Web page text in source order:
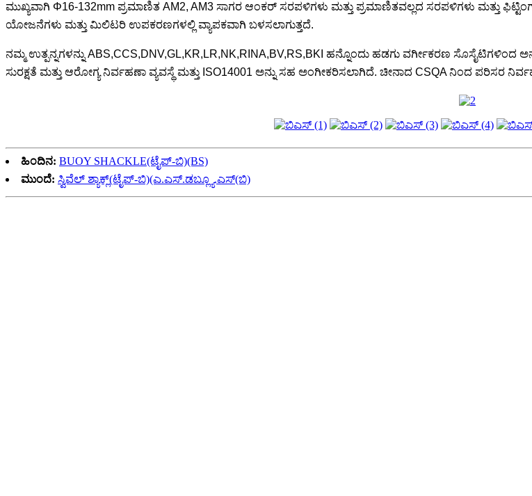
ಮುಖ್ಯವಾಗಿ Φ16-132mm ಪ್ರಮಾಣಿತ AM2, AM3 ಸಾಗರ ಆಂಕರ್ ಸರಪಳಿಗಳು ಮತ್ತು ಪ್ರಮಾಣಿತವಲ್ಲದ ಸರಪಳಿಗಳು ಮತ್ತು
ಯೋಜನೆಗಳು ಮತ್ತು ಮಿಲಿಟರಿ ಉಪಕರಣಗಳಲ್ಲಿ ವ್ಯಾಪಕವಾಗಿ ಬಳಸಲಾಗುತ್ತದೆ.
ನಮ್ಮ ಉತ್ಪನ್ನಗಳನ್ನು ABS,CCS,DNV,GL,KR,LR,NK,RINA,BV,RS,BKI ಹನ್ನೊಂದು ಹಡಗು ವರ್ಗೀಕರಣ
ಸುರಕ್ಷತೆ ಮತ್ತು ಆರೋಗ್ಯ ನಿರ್ವಹಣಾ ವ್ಯವಸ್ಥೆ ಮತ್ತು ISO14001 ಅನ್ನು ಸಹ ಅಂಗೀಕರಿಸಲಾಗಿದೆ. ಚೀನಾದ CSQA ನಿಂದ ಪರಿಸರ
ಹಿಂದಿನ: BUOY SHACKLE(ಟೈಪ್-ಬಿ)(BS)
ಮುಂದೆ: ಸ್ವಿವೆಲ್ ಶ್ಯಾಕ್ಲ್(ಟೈಪ್-ಬಿ)(ಎ.ಎಸ್.ಡಬ್ಲ್ಯೂ.ಎಸ್(ಬಿ)